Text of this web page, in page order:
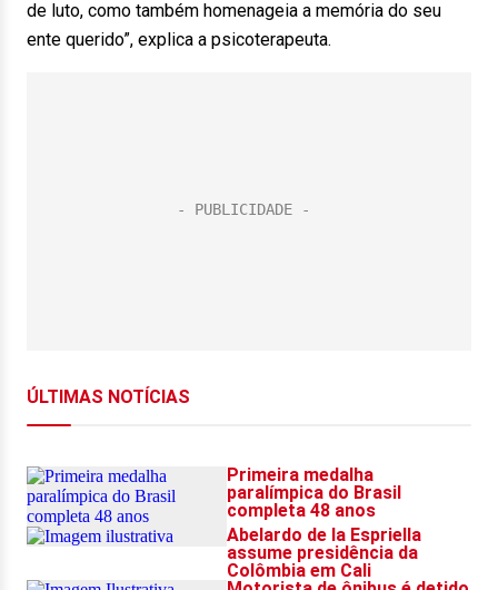
de luto, como também homenageia a memória do seu
ente querido”, explica a psicoterapeuta.